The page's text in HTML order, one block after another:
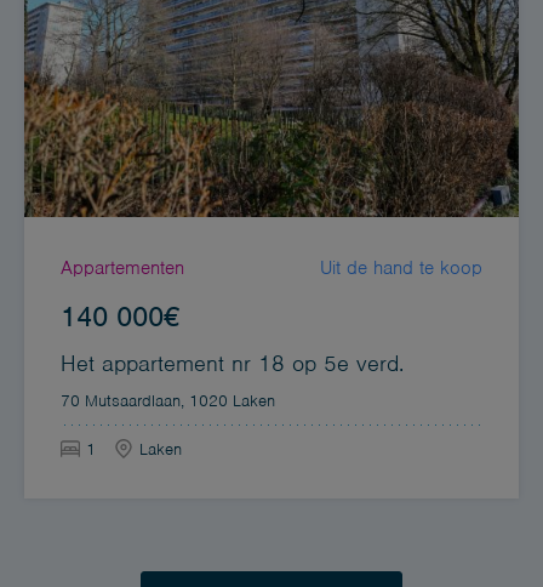
Appartementen Uit de hand te koop
140 000€
Het appartement nr 18 op 5e verd.
70 Mutsaardlaan, 1020 Laken
1 Laken